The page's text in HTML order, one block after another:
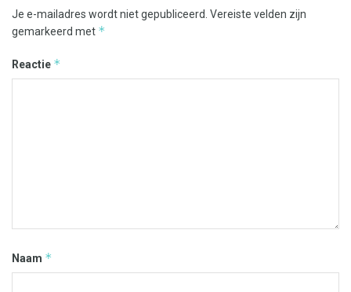
Je e-mailadres wordt niet gepubliceerd. Vereiste velden zijn
gemarkeerd met *
Reactie *
Naam *